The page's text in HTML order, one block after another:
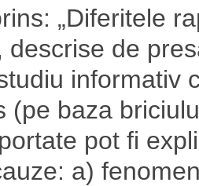
„Diferitele
de
informativ
(pe baza
pot fi
a)